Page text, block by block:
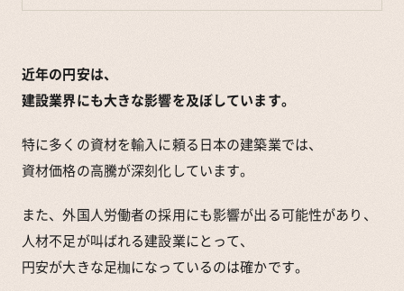
近年の円安は、
建設業界にも大きな影響を及ぼしています。
特に多くの資材を輸入に頼る日本の建築業では、
資材価格の高騰が深刻化しています。
また、外国人労働者の採用にも影響が出る可能性があり、
人材不足が叫ばれる建設業にとって、
円安が大きな足枷になっているのは確かです。